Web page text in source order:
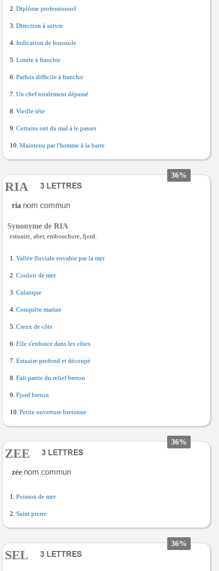
Diplôme professionnel
Direction à suivre
Indication de boussole
Limite à franchir
Parfois difficile à franchir
Un chef totalement dépassé
Vieille tête
Certains ont du mal à le passer
Maintenu par l'homme à la barre
36%
RIA
ria
Synonyme de RIA
estuaire, aber, embouchure, fjord.
Vallée fluviale envahie par la mer
Couloir de mer
Calanque
Conquête marine
Creux de côte
Elle s'enfonce dans les côtes
Estuaire profond et découpé
Fait partie du relief breton
Fjord breton
Petite ouverture bretonne
36%
ZEE
zée
Poisson de mer
Saint pierre
36%
SEL